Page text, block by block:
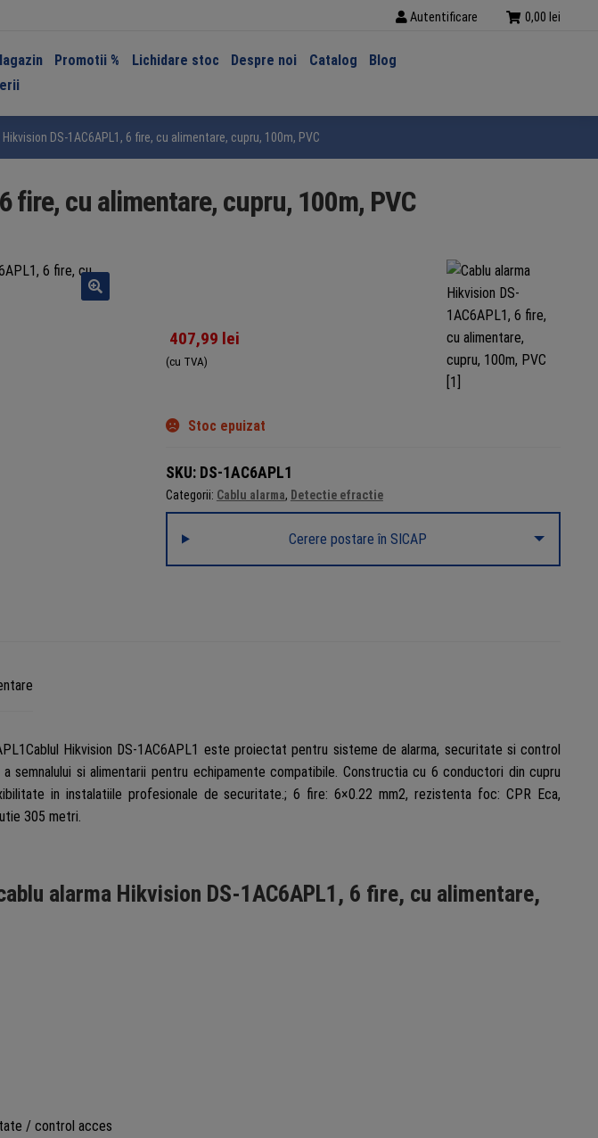
Autentificare 0,00 lei
Promotii % Lichidare stoc Despre noi Catalog
Blog
DS-1AC6APL1, 6 fire, cu alimentare, cupru, 100m, PVC
fire, cu alimentare, cupru, 100m, PVC
407,99 lei
(cu TVA)
Stoc epuizat
SKU: DS-1AC6APL1
Categorii: Cablu alarma, Detectie efractie
Cerere postare în SICAP
Hikvision DS-1AC6APL1 este proiectat pentru sisteme de alarma, securitate si control
semnalului si alimentarii pentru echipamente compatibile. Constructia cu 6 conductori din cupru
in instalatiile profesionale de securitate.; 6 fire: 6×0.22 mm2, rezistenta foc: CPR Eca,
305 metri.
alarma Hikvision DS-1AC6APL1, 6 fire, cu alimentare,
/ control acces